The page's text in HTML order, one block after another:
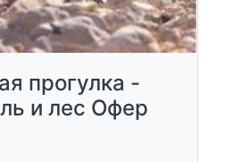
прогулка -
и лес Офер